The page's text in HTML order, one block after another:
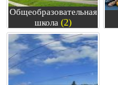
Общеобразовательная
школа (2)